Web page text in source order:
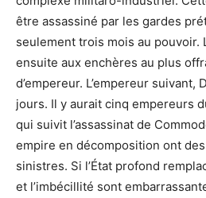
être assassiné par les gardes
seulement trois mois au pouvoir.
ensuite aux enchères au plus
d’empereur. L’empereur suivant,
jours. Il y aurait cinq empereurs
qui suivit l’assassinat de
empire en décomposition ont
sinistres. Si l’État profond
et l’imbécillité sont